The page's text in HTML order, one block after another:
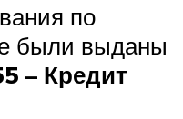
по
были выданы
– Кредит